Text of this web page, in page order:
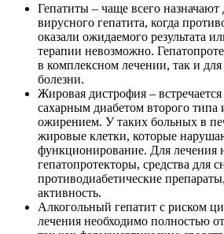
Гепатиты – чаще всего назначают
вирусного гепатита, когда
оказали ожидаемого результата
терапии невозможно.
в комплексном лечении, так и
болезни.
Жировая дистрофия –
сахарным диабетом второго типа
ожирением. У таких больных в
жировые клетки, которые
функционирование. Для лечения
гепатопротекторы, средства для
противодиабетические
активность.
Алкогольный гепатит с риском
лечения необходимо полностью